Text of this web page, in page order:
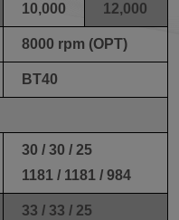
10,000 12,000
8000 rpm (OPT)
BT40
30 / 30 / 25
1181 / 1181 / 984
33 / 33 / 25